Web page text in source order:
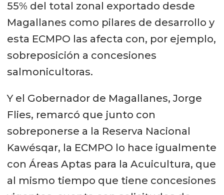
55% del total zonal exportado desde
Magallanes como pilares de desarrollo y
esta ECMPO las afecta con, por ejemplo,
sobreposición a concesiones
salmonicultoras.
Y el Gobernador de Magallanes, Jorge
Flies, remarcó que junto con
sobreponerse a la Reserva Nacional
Kawésqar, la ECMPO lo hace igualmente
con Áreas Aptas para la Acuicultura, que
al mismo tiempo que tiene concesiones